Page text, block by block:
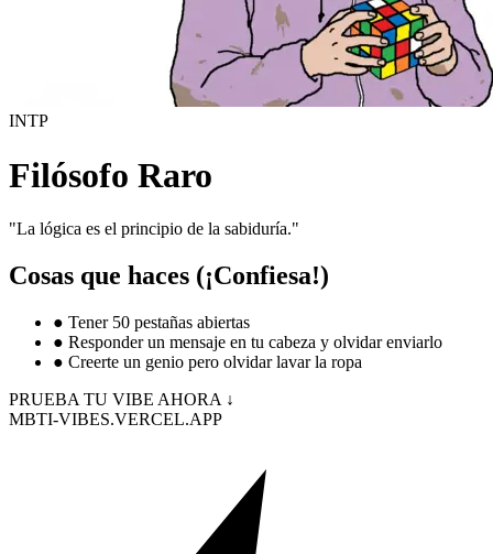
INTP
Filósofo Raro
"La lógica es el principio de la sabiduría."
Cosas que haces (¡Confiesa!)
● Tener 50 pestañas abiertas
● Responder un mensaje en tu cabeza y olvidar enviarlo
● Creerte un genio pero olvidar lavar la ropa
PRUEBA TU VIBE AHORA ↓
MBTI-VIBES.VERCEL.APP